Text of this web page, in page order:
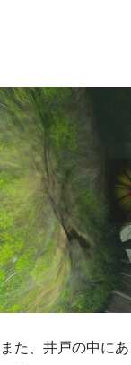
また、井戸の中に